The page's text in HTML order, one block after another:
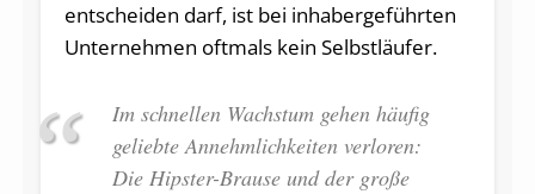
entscheiden darf, ist bei inhabergeführten
Unternehmen oftmals kein Selbstläufer.
Im schnellen Wachstum gehen häufig
geliebte Annehmlichkeiten verloren:
Die Hipster-Brause und der große